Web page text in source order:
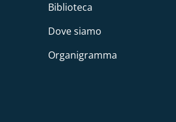
Biblioteca
Dove siamo
Organigramma